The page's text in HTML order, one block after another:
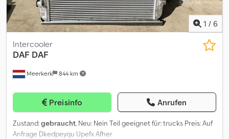
1 / 6
Meerkerk 844 km
Intercooler
DAF DAF
Preisinfo Anrufen
Zustand:gebraucht, Neu: Nein Teil geeignet für: trucks Preis: Auf
Anfrage Dkedpeyqu Upefx Afher